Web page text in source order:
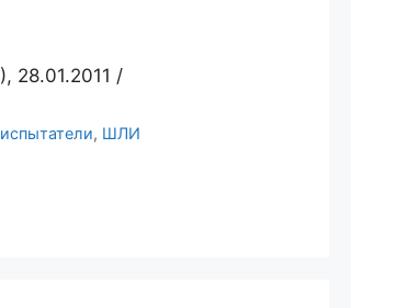
28.01.2011 /
, ШЛИ